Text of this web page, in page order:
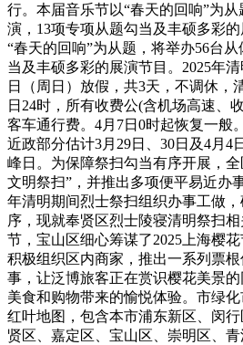
行。本届音乐节以“春天的回响”为
演，13项专项从题勾当及丰硕多彩
“春天的回响”为从题，将举办56台
当及丰硕多彩的展演节目。2025年
日（周日）放假，共3天，不调休，
日24时，所有收费公(含机场高速、
客车通行费。4月7日0时起恢复一般
近政部分估计3月29日、30日及4月4
峰日。为保障祭扫勾当有序开展，全
文明祭扫”，并推出多项便平易近办
年清明期间烈士祭扫组织办事工做
序，现就奉贤区烈士陵寝清明祭扫
节，宝山区细心筹谋了2025上海樱
积极组织区内商家，推出一系列票
事，让泛博旅客正在赏识樱花美景
美食和购物带来的愉悦体验。市绿
红叶地图，包含本市浦东新区、闵
贤区、嘉定区、宝山区、崇明区、